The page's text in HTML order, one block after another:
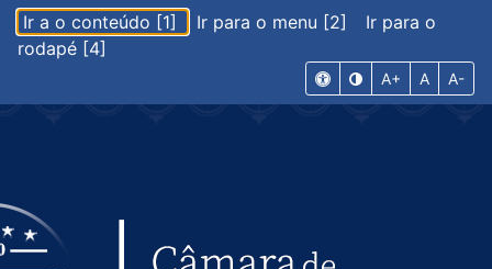
Ir a o conteúdo [1] Ir para o menu [2]
Ir para o
rodapé [4]
A+ A A-